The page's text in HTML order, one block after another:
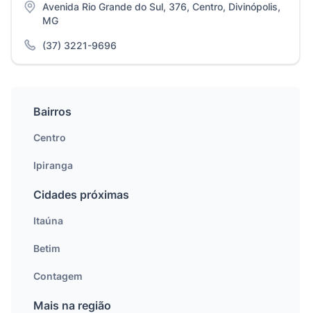
Avenida Rio Grande do Sul, 376, Centro, Divinópolis,
MG
(37) 3221-9696
Bairros
Centro
Ipiranga
Cidades próximas
Itaúna
Betim
Contagem
Mais na região